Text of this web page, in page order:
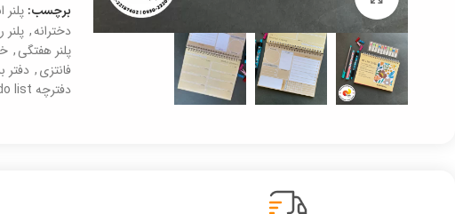
برچسب:
دخترانه, پلنر
پلنر هفتگی,
فانتزی, دفتر
دفترچه to do list